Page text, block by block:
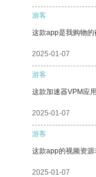
游客
这款app是我购物
2025-01-07
游客
这款加速器VPM应
2025-01-07
游客
这款app的视频资源
2025-01-07